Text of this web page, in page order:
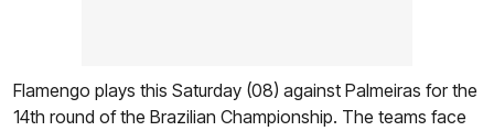
Flamengo plays this Saturday (08) against Palmeiras for the
14th round of the Brazilian Championship. The teams face